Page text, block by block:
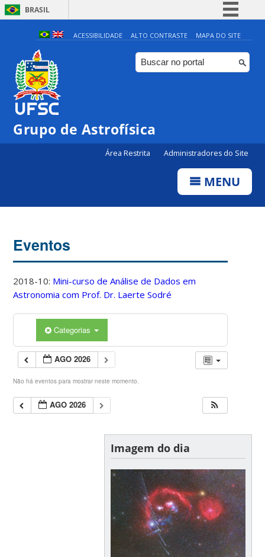
BRASIL
Simplifique!
Comunica BR
Participe
ACESSIBILIDADE ALTO CONTRASTE MAPA DO SITE
Grupo de Astrofísica
Área Restrita Administradores do Site
MENU
Eventos
2018-10: Mini-curso de Análise de Dados em
Astronomia com Prof. Dr. Laerte Sodré
Categorias
AGO 2026
Não há eventos para mostrar neste momento.
AGO 2026
Imagem do dia